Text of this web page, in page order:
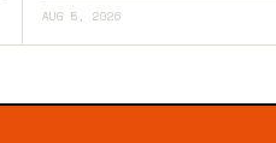
AUG 5, 2026